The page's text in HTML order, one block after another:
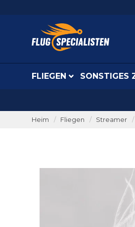
FLIEGEN SONSTIGES
Heim Fliegen Streamer